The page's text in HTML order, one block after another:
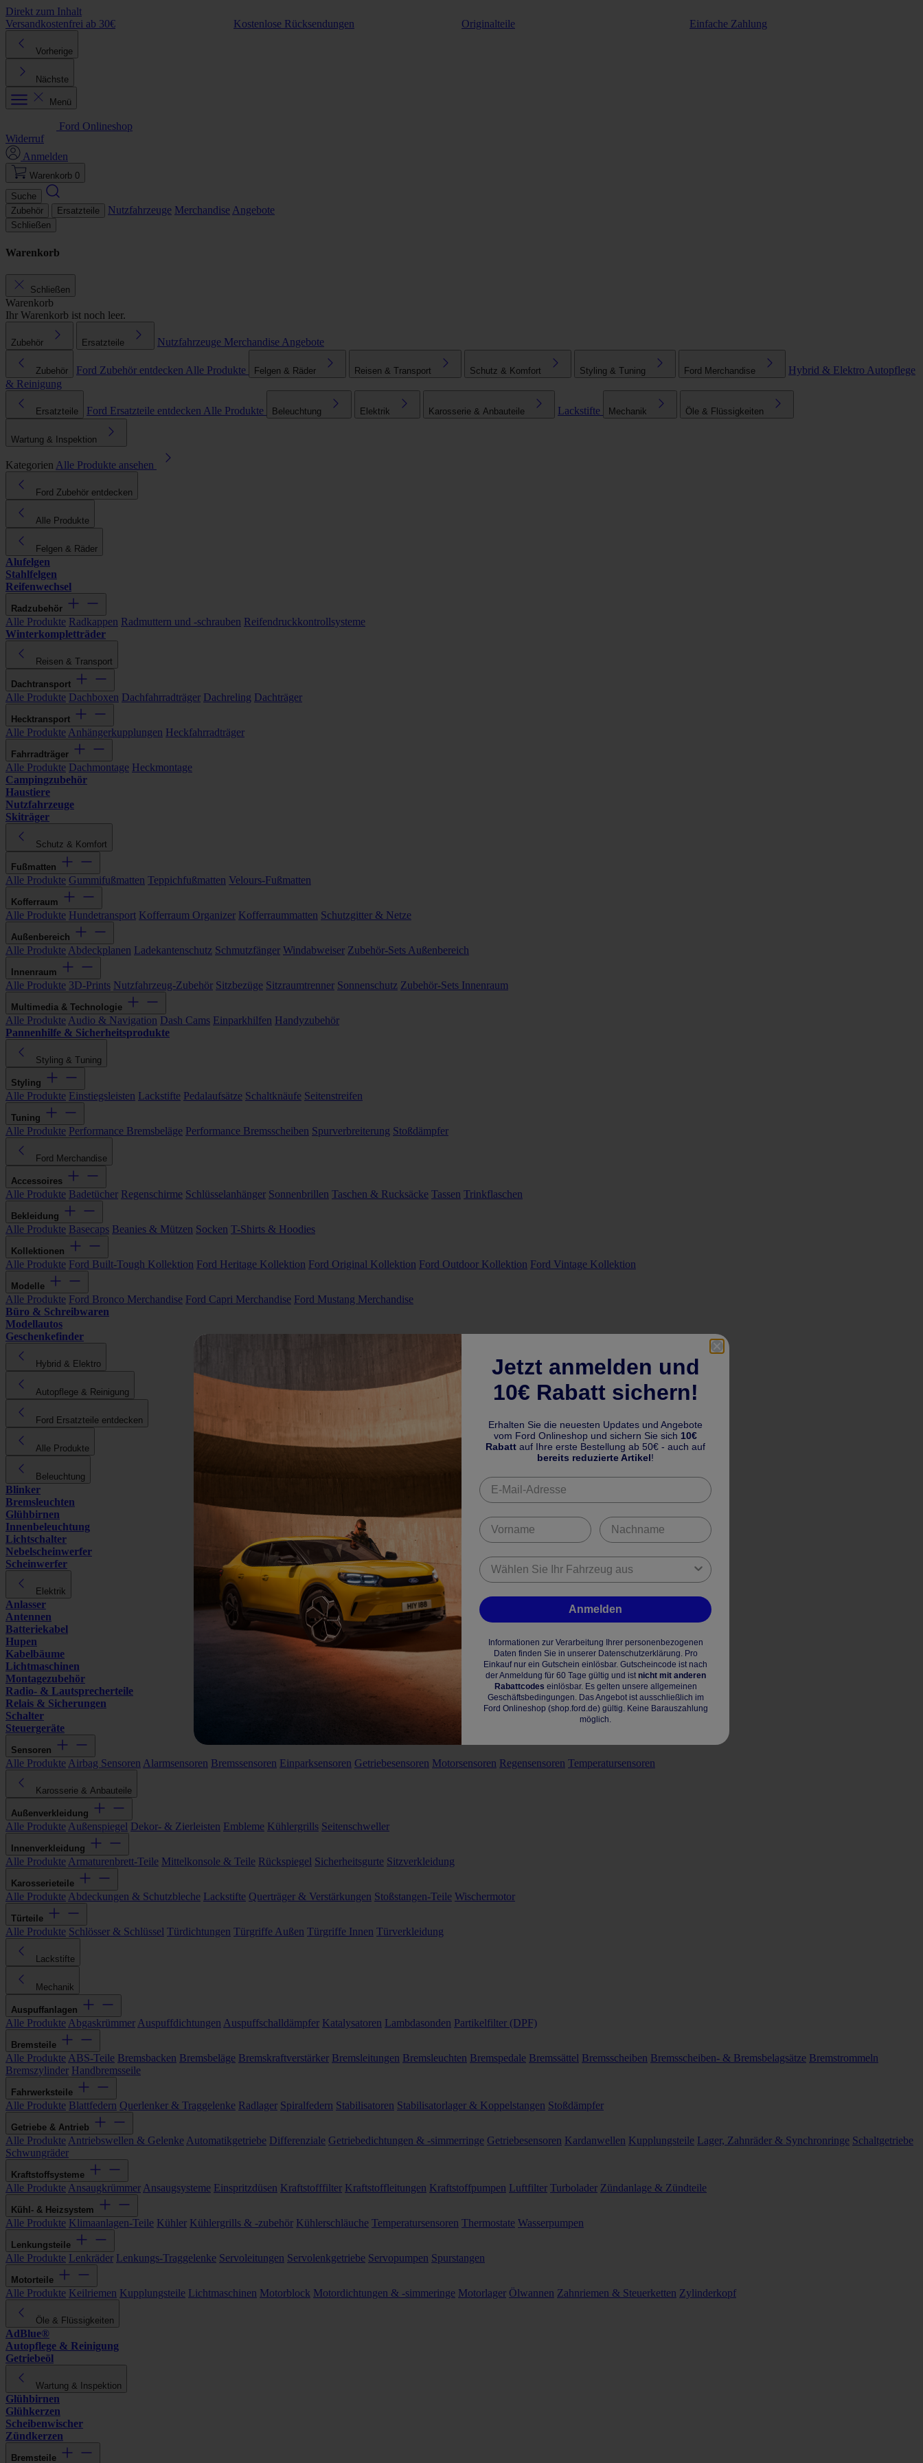
Direkt zum Inhalt
Versandkostenfrei ab 30€
Kostenlose Rücksendungen Originalteile Einfache Zahlung
Vorherige
Nächste
Menü
Ford Onlineshop
Widerruf
Anmelden
Warenkorb 0
Suche
Zubehör
Ersatzteile Nutzfahrzeuge Merchandise Angebote
Schließen
Warenkorb
Schließen
Warenkorb
Ihr Warenkorb ist noch leer.
Zubehör Ersatzteile Nutzfahrzeuge Merchandise Angebote
Zubehör Ford Zubehör entdecken Alle Produkte Felgen & Räder Reisen & Transport Schutz & Komfort Styling & Tuning Ford Merchandise Hybrid & Elektro Autopflege
& Reinigung
Ersatzteile Ford Ersatzteile entdecken Alle Produkte Beleuchtung Elektrik Karosserie & Anbauteile Lackstifte Mechanik Öle & Flüssigkeiten
Wartung & Inspektion
Kategorien Alle Produkte ansehen
Ford Zubehör entdecken
Alle Produkte
Felgen & Räder
Alufelgen
Stahlfelgen
Reifenwechsel
Radzubehör
Alle Produkte Radkappen Radmuttern und -schrauben Reifendruckkontrollsysteme
Winterkompletträder
Reisen & Transport
Dachtransport
Alle Produkte Dachboxen Dachfahrradträger Dachreling Dachträger
Hecktransport
Alle Produkte Anhängerkupplungen Heckfahrradträger
Fahrradträger
Alle Produkte Dachmontage Heckmontage
Campingzubehör
Haustiere
Nutzfahrzeuge
Skiträger
Schutz & Komfort
Fußmatten
Alle Produkte Gummifußmatten Teppichfußmatten Velours-Fußmatten
Kofferraum
Alle Produkte Hundetransport Kofferraum Organizer Kofferraummatten Schutzgitter & Netze
Außenbereich
Alle Produkte Abdeckplanen Ladekantenschutz Schmutzfänger Windabweiser Zubehör-Sets Außenbereich
Innenraum
Alle Produkte 3D-Prints Nutzfahrzeug-Zubehör Sitzbezüge Sitzraumtrenner Sonnenschutz Zubehör-Sets Innenraum
Multimedia & Technologie
Alle Produkte Audio & Navigation Dash Cams Einparkhilfen Handyzubehör
Pannenhilfe & Sicherheitsprodukte
Styling & Tuning
Styling
Alle Produkte Einstiegsleisten Lackstifte Pedalaufsätze Schaltknäufe Seitenstreifen
Tuning
Alle Produkte Performance Bremsbeläge Performance Bremsscheiben Spurverbreiterung Stoßdämpfer
Ford Merchandise
Accessoires
Alle Produkte Badetücher Regenschirme Schlüsselanhänger Sonnenbrillen Taschen & Rucksäcke Tassen Trinkflaschen
Bekleidung
Alle Produkte Basecaps Beanies & Mützen Socken T-Shirts & Hoodies
Kollektionen
Alle Produkte Ford Built-Tough Kollektion Ford Heritage Kollektion Ford Original Kollektion Ford Outdoor Kollektion Ford Vintage Kollektion
Modelle
Alle Produkte Ford Bronco Merchandise Ford Capri Merchandise Ford Mustang Merchandise
Büro & Schreibwaren
Modellautos
Geschenkefinder
Hybrid & Elektro
Autopflege & Reinigung
Ford Ersatzteile entdecken
Alle Produkte
Beleuchtung
Blinker
Bremsleuchten
Glühbirnen
Innenbeleuchtung
Lichtschalter
Nebelscheinwerfer
Scheinwerfer
Elektrik
Anlasser
Antennen
Batteriekabel
Hupen
Kabelbäume
Lichtmaschinen
Montagezubehör
Radio- & Lautsprecherteile
Relais & Sicherungen
Schalter
Steuergeräte
Sensoren
Alle Produkte Airbag Sensoren Alarmsensoren Bremssensoren Einparksensoren Getriebesensoren Motorsensoren Regensensoren Temperatursensoren
Karosserie & Anbauteile
Außenverkleidung
Alle Produkte Außenspiegel Dekor- & Zierleisten Embleme Kühlergrills Seitenschweller
Innenverkleidung
Alle Produkte Armaturenbrett-Teile Mittelkonsole & Teile Rückspiegel Sicherheitsgurte Sitzverkleidung
Karosserieteile
Alle Produkte Abdeckungen & Schutzbleche Lackstifte Querträger & Verstärkungen Stoßstangen-Teile Wischermotor
Türteile
Alle Produkte Schlösser & Schlüssel Türdichtungen Türgriffe Außen Türgriffe Innen Türverkleidung
Lackstifte
Mechanik
Auspuffanlagen
Alle Produkte Abgaskrümmer Auspuffdichtungen Auspuffschalldämpfer Katalysatoren Lambdasonden Partikelfilter (DPF)
Bremsteile
Alle Produkte ABS-Teile Bremsbacken Bremsbeläge Bremskraftverstärker Bremsleitungen Bremsleuchten Bremspedale Bremssättel Bremsscheiben Bremsscheiben- & Bremsbelagsätze Bremstrommeln
Bremszylinder Handbremsseile
Fahrwerksteile
Alle Produkte Blattfedern Querlenker & Traggelenke Radlager Spiralfedern Stabilisatoren Stabilisatorlager & Koppelstangen Stoßdämpfer
Getriebe & Antrieb
Alle Produkte Antriebswellen & Gelenke Automatikgetriebe Differenziale Getriebedichtungen & -simmerringe Getriebesensoren Kardanwellen Kupplungsteile Lager, Zahnräder & Synchronringe Schaltgetriebe
Schwungräder
Kraftstoffsysteme
Alle Produkte Ansaugkrümmer Ansaugsysteme Einspritzdüsen Kraftstofffilter Kraftstoffleitungen Kraftstoffpumpen Luftfilter Turbolader Zündanlage & Zündteile
Kühl- & Heizsystem
Alle Produkte Klimaanlagen-Teile Kühler Kühlergrills & -zubehör Kühlerschläuche Temperatursensoren Thermostate Wasserpumpen
Lenkungsteile
Alle Produkte Lenkräder Lenkungs-Traggelenke Servoleitungen Servolenkgetriebe Servopumpen Spurstangen
Motorteile
Alle Produkte Keilriemen Kupplungsteile Lichtmaschinen Motorblock Motordichtungen & -simmeringe Motorlager Ölwannen Zahnriemen & Steuerketten Zylinderkopf
Öle & Flüssigkeiten
AdBlue®
Autopflege & Reinigung
Getriebeöl
Wartung & Inspektion
Glühbirnen
Glühkerzen
Scheibenwischer
Zündkerzen
Bremsteile
Jetzt anmelden und
10€ Rabatt sichern!
Erhalten Sie die neuesten Updates und Angebote
vom Ford Onlineshop und sichern Sie sich 10€
Rabatt auf Ihre erste Bestellung ab 50€ - auch auf
bereits reduzierte Artikel!
Anmelden
Informationen zur Verarbeitung Ihrer personenbezogenen
Daten finden Sie in unserer Datenschutzerklärung. Pro
Einkauf nur ein Gutschein einlösbar. Gutscheincode ist nach
der Anmeldung für 60 Tage gültig und ist nicht mit anderen
Rabattcodes einlösbar. Es gelten unsere allgemeinen
Geschäftsbedingungen. Das Angebot ist ausschließlich im
Ford Onlineshop (shop.ford.de) gültig. Keine Barauszahlung
möglich.